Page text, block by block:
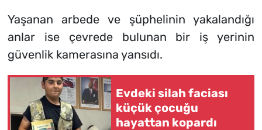
Yaşanan arbede ve şüphelinin yakalandığı
anlar ise çevrede bulunan bir iş yerinin
güvenlik kamerasına yansıdı.
Evdeki silah faciası
küçük çocuğu
hayattan kopardı